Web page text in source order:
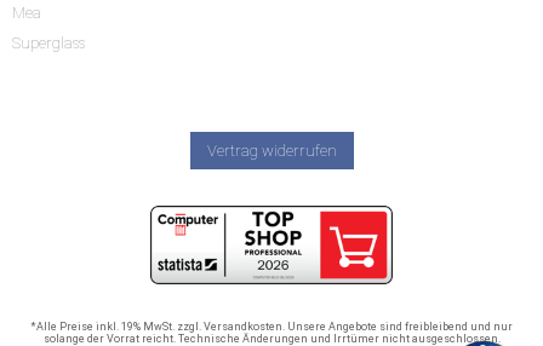
Mea
Superglass
Vertrag widerrufen
*Alle Preise inkl. 19% MwSt. zzgl. Versandkosten. Unsere Angebote sind freibleibend und nur
solange der Vorrat reicht. Technische Änderungen und Irrtümer nicht ausgeschlossen.